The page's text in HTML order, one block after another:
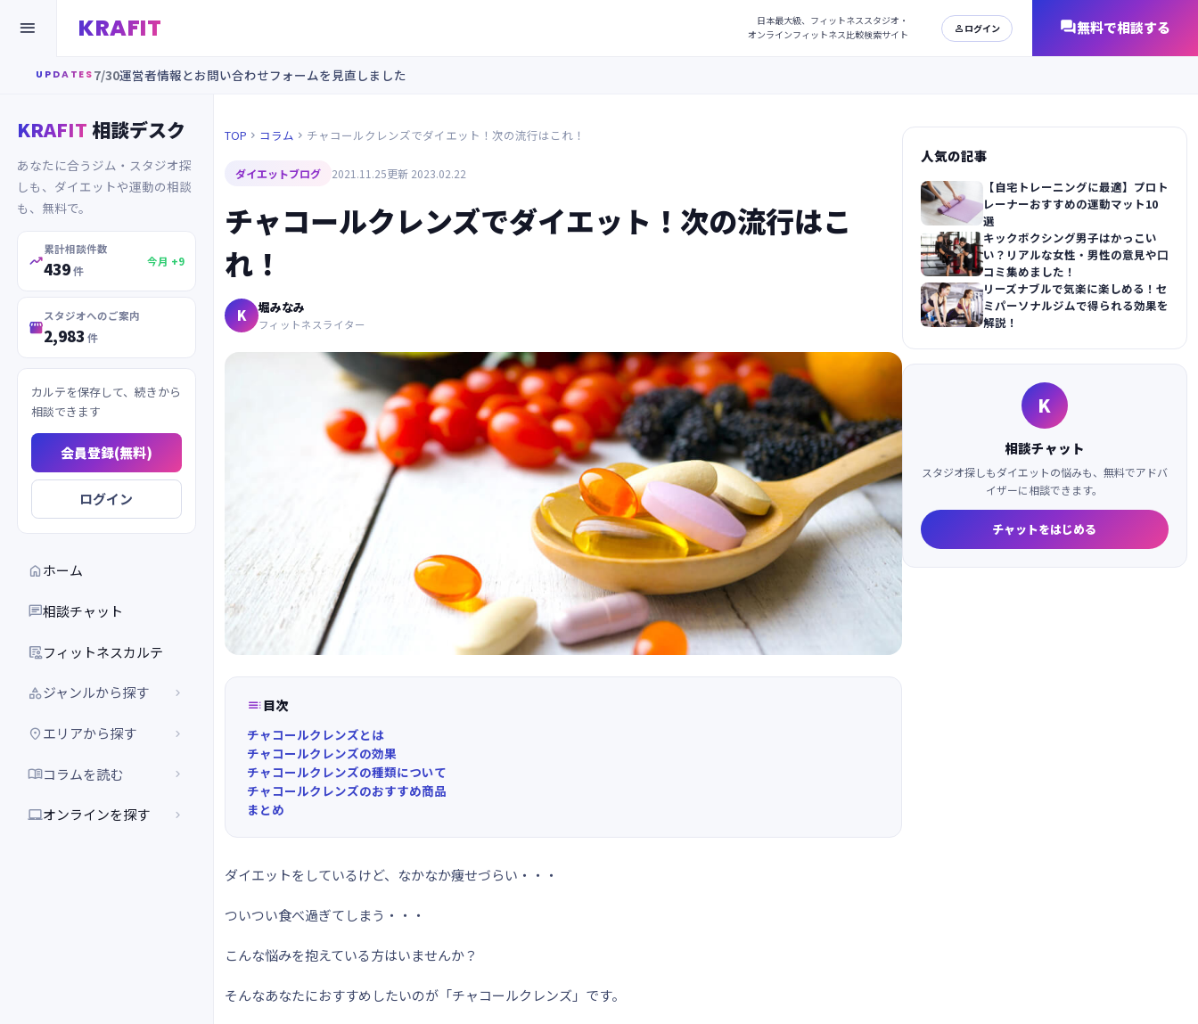
KRAFIT 日本最大級、フィットネススタジオ・
オンラインフィットネス比較検索サイト

UPDATES 7/30運営者情報とお問い合わせフォームを見直しました
KRAFIT 相談デスク
あなたに合うジム・スタジオ探
しも、ダイエットや運動の相談
も、無料で。

累計相談件数
439件
今月 +9

スタジオへのご案内
2,983 件
カルテを保存して、続きから
相談できます
会員登録(無料)
ログイン
ホーム
相談チャット
フィットネスカルテ
ジャンルから探す 
エリアから探す 
コラムを読む 
オンラインを探す 
TOP  コラム  チャコールクレンズでダイエット！次の流行はこれ！
ダイエットブログ 2021.11.25更新 2023.02.22
チャコールクレンズでダイエット！次の流行はこ
れ！
K 堀みなみ
フィットネスライター
目次
チャコールクレンズとは
チャコールクレンズの効果
チャコールクレンズの種類について
チャコールクレンズのおすすめ商品
まとめ
ダイエットをしているけど、なかなか痩せづらい・・・
ついつい食べ過ぎてしまう・・・
こんな悩みを抱えている方はいませんか？
そんなあなたにおすすめしたいのが「チャコールクレンズ」 です。
人気の記事
【自宅トレーニングに最適】プロト
レーナーおすすめの運動マット10
選
キックボクシング男子はかっこい
い？リアルな女性・男性の意見や口
コミ集めました！
リーズナブルで気楽に楽しめる！セ
ミパーソナルジムで得られる効果を
解説！
K
相談チャット
スタジオ探しもダイエットの悩みも、無料でアドバ
イザーに相談できます。
チャットをはじめる